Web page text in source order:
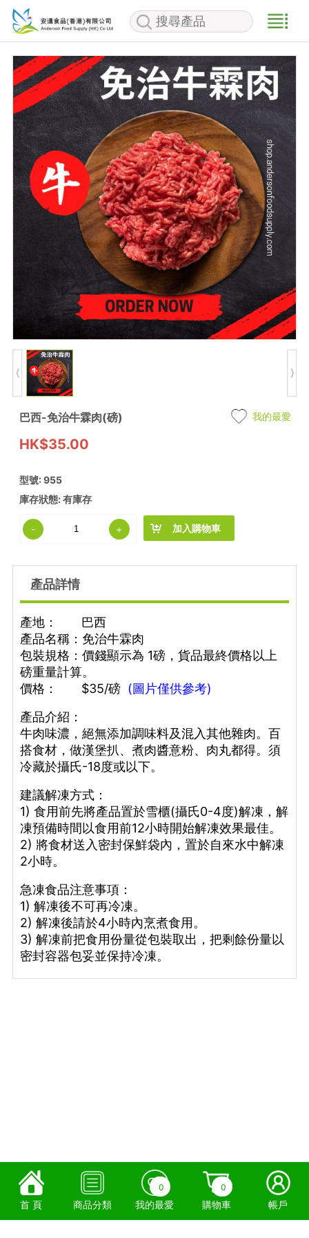
巴西-免治牛霖肉(磅)
HK$35.00
型號: 955
庫存狀態: 有庫存
- + 加入購物車
我的最愛
產品詳情
產地： 巴西
產品名稱：免治牛霖肉
包裝規格：價錢顯示為 1磅，貨品最終價格以上
磅重量計算。
價格： $35/磅 (圖片僅供參考)
產品介紹：
牛肉味濃，絕無添加調味料及混入其他雜肉。百
搭食材，做漢堡扒、煮肉醬意粉、肉丸都得。須
冷藏於攝氏-18度或以下。
建議解凍方式：
1) 食用前先將產品置於雪櫃(攝氏0-4度)解凍，解
凍預備時間以食用前12小時開始解凍效果最佳。
2) 將食材送入密封保鮮袋內，置於自來水中解凍
2小時。
急凍食品注意事項：
1) 解凍後不可再冷凍。
2) 解凍後請於4小時內烹煮食用。
3) 解凍前把食用份量從包裝取出，把剩餘份量以
密封容器包妥並保持冷凍。
首 頁 商品分類
0
我的最愛
0
購物車 帳戶